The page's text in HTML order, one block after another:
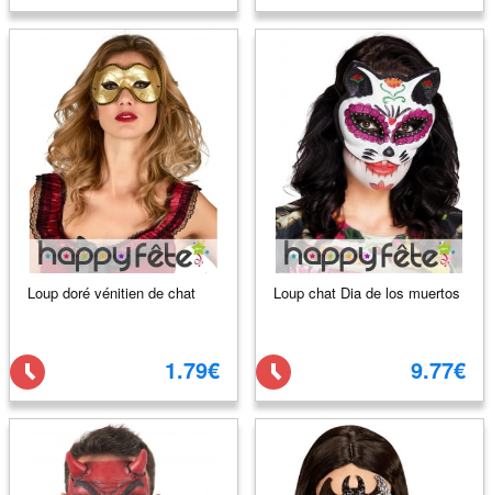
Loup doré vénitien de chat
1.79€
Loup chat Dia de los muertos
9.77€